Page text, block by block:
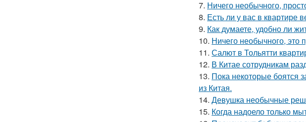
7. Ничего необычного,
8. Есть ли у вас в квартире
9. Как думаете, удобно ли
10. Ничего необычного, это
11. Салют в Тольятти
12. В Китае сотрудникам
13. Пока некоторые боятся
из Китая.
14. Девушка необычные
15. Когда надоело только